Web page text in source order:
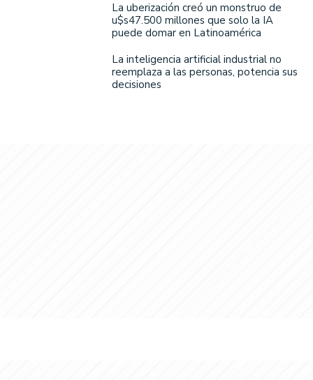
La uberización creó un monstruo de
u$s47.500 millones que solo la IA
puede domar en Latinoamérica
La inteligencia artificial industrial no
reemplaza a las personas, potencia sus
decisiones